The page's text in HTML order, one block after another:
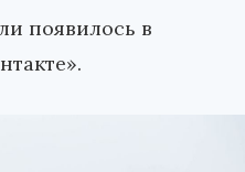
появилось в